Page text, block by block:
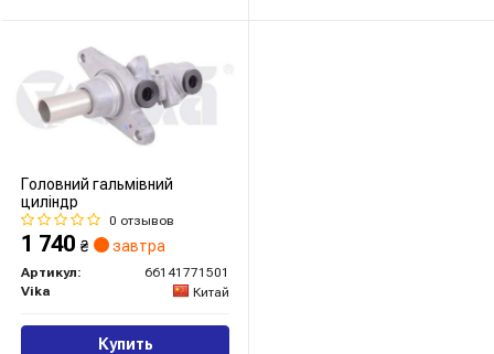
Головний гальмівний
циліндр
0 отзывов
1 740 ₴ завтра
Артикул:
66141771501
Vika
Китай
Купить